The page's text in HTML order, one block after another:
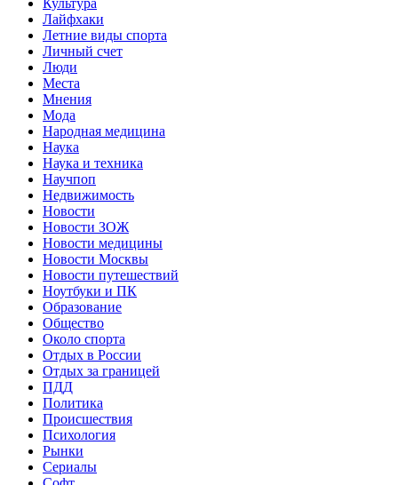
Лайфхаки
Летние виды спорта
Личный счет
Люди
Места
Мнения
Мода
Народная медицина
Наука
Наука и техника
Научпоп
Недвижимость
Новости
Новости ЗОЖ
Новости медицины
Новости Москвы
Новости путешествий
Ноутбуки и ПК
Образование
Общество
Около спорта
Отдых в России
Отдых за границей
ПДД
Политика
Происшествия
Психология
Рынки
Сериалы